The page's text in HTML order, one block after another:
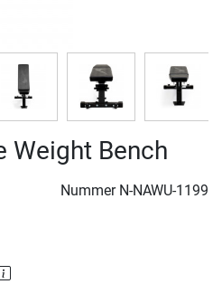
Weight Bench
Nummer N-NAWU-1199